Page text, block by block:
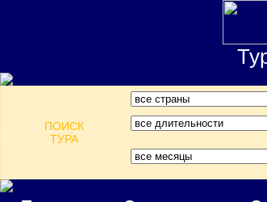
ПОИСК
ТУРА